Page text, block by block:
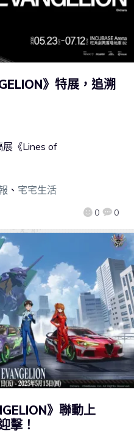
》特展，追溯
0 0
展《Lines of
、 宅宅生活
》聯動上
擊！